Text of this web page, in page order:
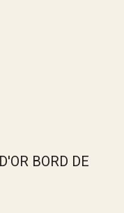
BORD DE